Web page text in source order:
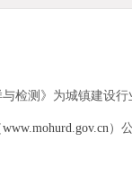
测》为城镇建设行
www.mohurd.gov.cn）